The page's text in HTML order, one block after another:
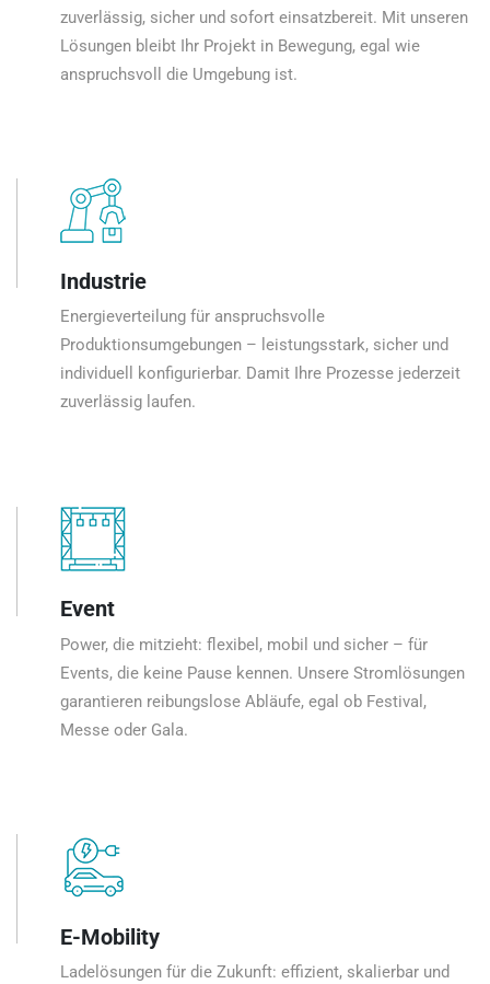
zuverlässig, sicher und sofort einsatzbereit. Mit unseren
Lösungen bleibt Ihr Projekt in Bewegung, egal wie
anspruchsvoll die Umgebung ist.
Industrie
Energieverteilung für anspruchsvolle
Produktionsumgebungen – leistungsstark, sicher und
individuell konfigurierbar. Damit Ihre Prozesse jederzeit
zuverlässig laufen.
Event
Power, die mitzieht: flexibel, mobil und sicher – für
Events, die keine Pause kennen. Unsere Stromlösungen
garantieren reibungslose Abläufe, egal ob Festival,
Messe oder Gala.
E-Mobility
Ladelösungen für die Zukunft: effizient, skalierbar und